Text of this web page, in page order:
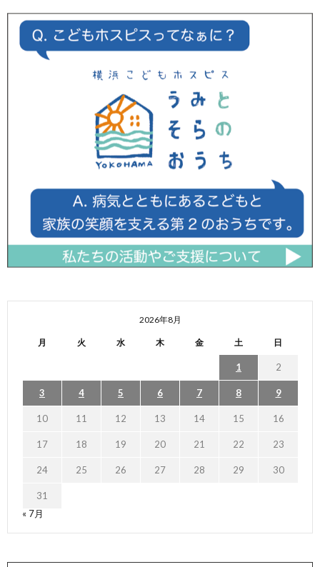
2026年8月
月 火 水 木 金 土 日
1 2
3 4 5 6 7 8 9
10 11 12 13 14 15 16
17 18 19 20 21 22 23
24 25 26 27 28 29 30
31
« 7月